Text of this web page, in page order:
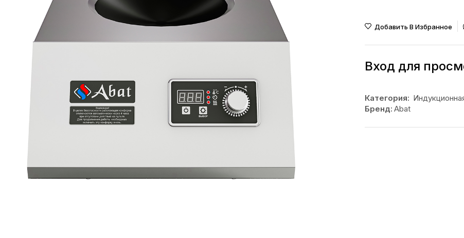
Добавить В Избранное
Вход для
Категория:
Бренд: Abat